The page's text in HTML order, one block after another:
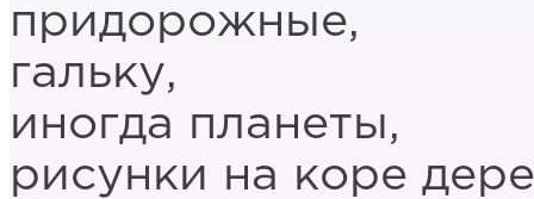
придорожные,
гальку,
иногда планеты,
рисунки на коре